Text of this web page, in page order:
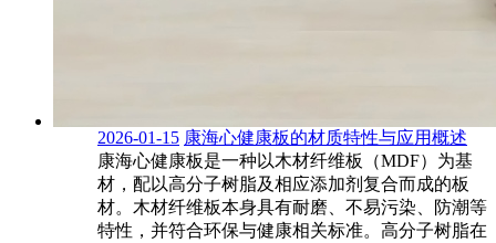
2026-01-15 康海心健康板的材质特性与应用概述
康海心健康板是一种以木材纤维板（MDF）为基
材，配以高分子树脂及相应添加剂复合而成的板
材。木材纤维板本身具有耐磨、不易污染、防潮等
特性，并符合环保与健康相关标准。高分子树脂在